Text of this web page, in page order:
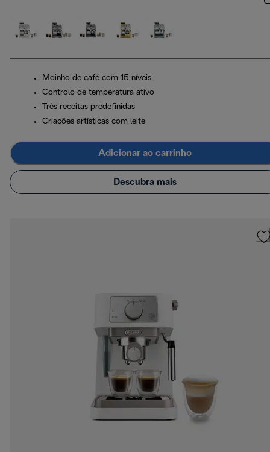
Moinho de café com 15 níveis
Controlo de temperatura ativo
Três receitas predefinidas
Criações artísticas com leite
Adicionar ao carrinho
Descubra mais